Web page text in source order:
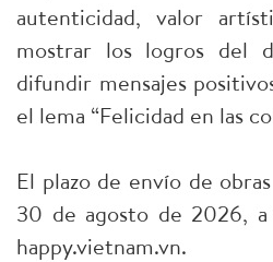
autenticidad, valor
mostrar los logros del
difundir mensajes
el lema “Felicidad en las
El plazo de envío de
30 de agosto de 2026,
happy.vietnam.vn.